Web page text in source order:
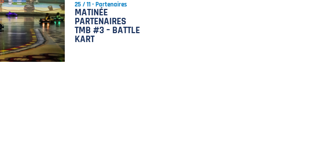
25 / 11 - Partenaires
MATINÉE
PARTENAIRES
TMB #3 – BATTLE
KART